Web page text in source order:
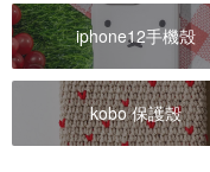
iphone12手機殼
kobo 保護殼